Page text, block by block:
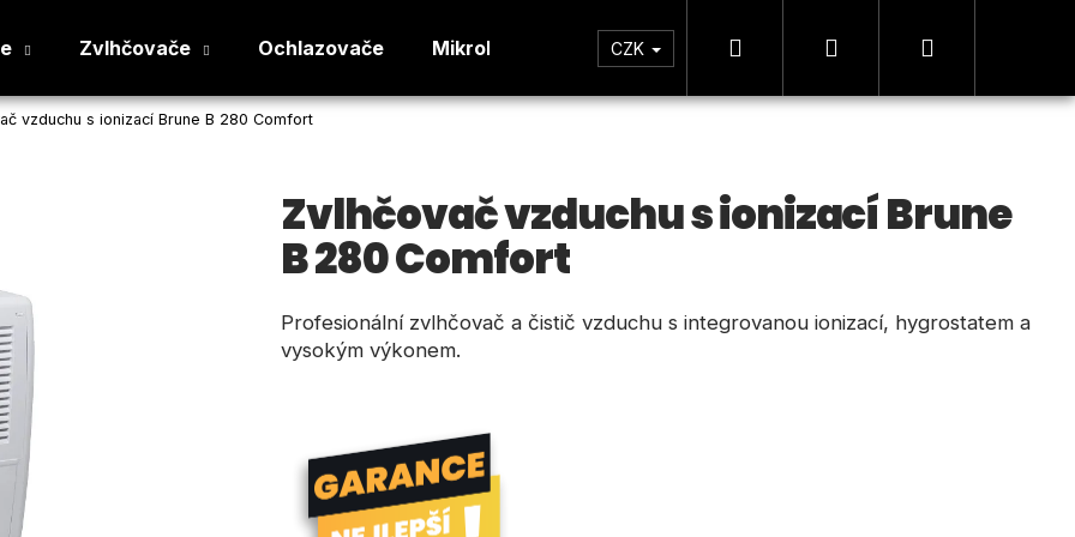
Zvlhčovače Ochlazovače Mikroklimatická zóna Měření
CZK Hledat PřihlášeníNákupní
vzduchu s ionizací Brune B 280 Comfort
Zvlhčovač vzduchu s ionizací Brune
B 280 Comfort
Profesionální zvlhčovač a čistič vzduchu s integrovanou ionizací, hygrostatem a
vysokým výkonem.
Co potřebujete najít?
HLEDAT